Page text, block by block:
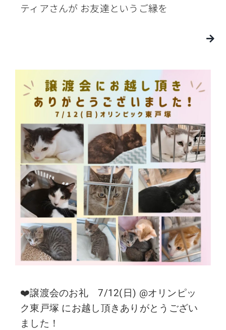
ティアさんが お友達というご縁を
❤️譲渡会のお礼 7/12(日) @オリンピッ
ク東戸塚 にお越し頂きありがとうござい
ました！